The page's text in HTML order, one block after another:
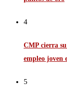
4
CMP cierra
empleo joven
5